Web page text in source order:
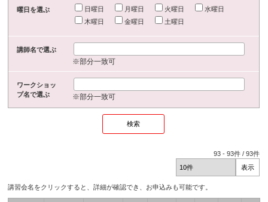
曜日を選ぶ 日曜日 月曜日 火曜日
水曜日
木曜日
金曜日 土曜日
講師名で選ぶ
※部分一致可
ワークショッ
プ名で選ぶ
※部分一致可
93 -93件 /93件
講習会名をクリックすると、詳細が確認でき、お申込みも可能です。